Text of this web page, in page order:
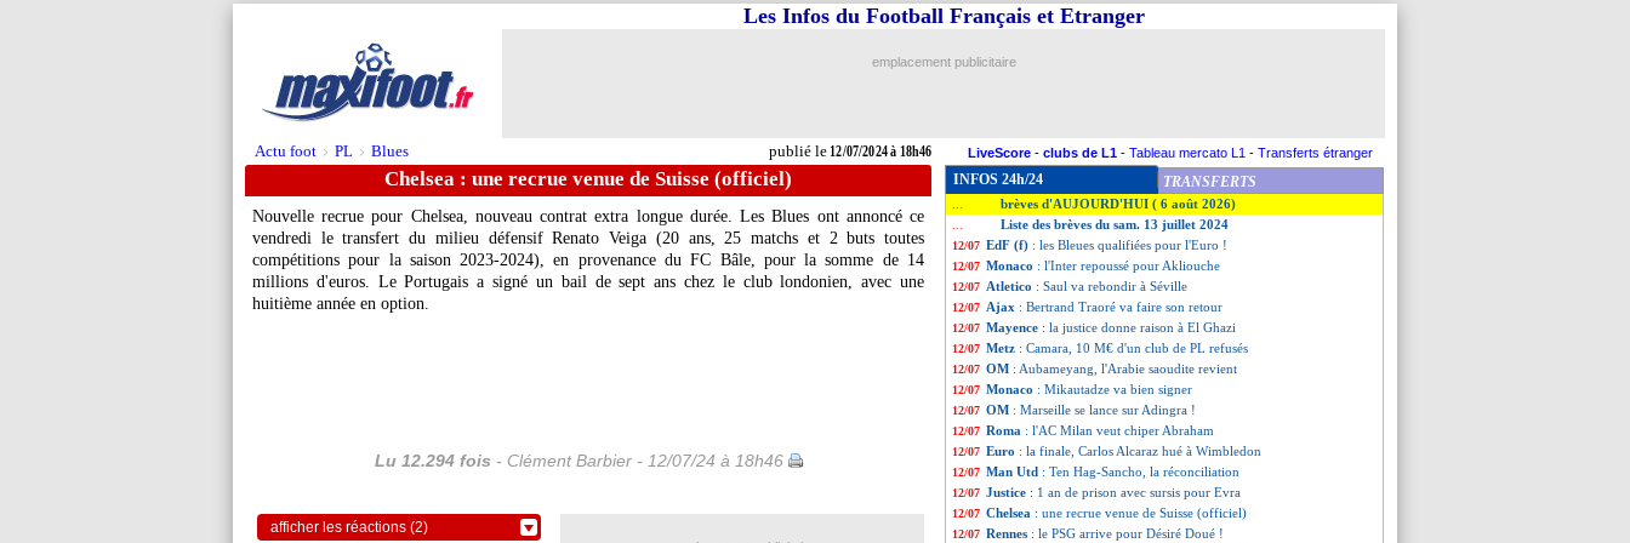
Actu foot > PL > Blues publié le12/07/2024 à 18h46
Les Infos du Football Français et Etranger
emplacement publicitaire
LiveScore - clubs de L1 - Tableau mercato L1 - Transferts étranger
Chelsea : une recrue venue de Suisse (officiel)
Nouvelle recrue pour Chelsea, nouveau contrat extra longue durée. Les Blues ont annoncé ce
vendredi le transfert du milieu défensif RenatoVeiga (20 ans, 25 matchs et 2 buts toutes
compétitions pour la saison 2023-2024), en provenance du FC Bâle, pour la somme de 14
millions d'euros. Le Portugais a signé un bail de sept ans chez le club londonien, avec une
huitième année en option.
Lu 12.294 fois - Clément Barbier - 12/07/24 à 18h46
afficher les réactions (2)
INFOS 24h/24 TRANSFERTS
brèves d'AUJOURD'HUI ( 6 août 2026)
Liste des brèves du sam. 13 juillet 2024
12/07 EdF (f) : les Bleues qualifiées pour l'Euro !
12/07 Monaco : l'Inter repoussé pour Akliouche
12/07 Atletico : Saul va rebondir à Séville
12/07 Ajax : Bertrand Traoré va faire son retour
12/07 Mayence : la justice donne raison à El Ghazi
12/07 Metz : Camara, 10 M€ d'un club de PL refusés
12/07 OM : Aubameyang, l'Arabie saoudite revient
12/07 Monaco : Mikautadze va bien signer
12/07 OM : Marseille se lance sur Adingra !
12/07 Roma : l'AC Milan veut chiper Abraham
12/07 Euro : la finale, Carlos Alcaraz hué à Wimbledon
12/07 Man Utd : Ten Hag-Sancho, la réconciliation
12/07 Justice : 1 an de prison avec sursis pour Evra
12/07 Chelsea : une recrue venue de Suisse (officiel)
12/07 Rennes : le PSG arrive pour Désiré Doué !